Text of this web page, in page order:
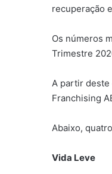
recuperação
Os números
Trimestre
A partir deste
Franchising
Abaixo,
Vida Leve